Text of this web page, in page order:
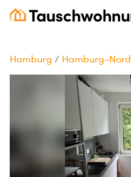
Hamburg / Hamburg-Nord